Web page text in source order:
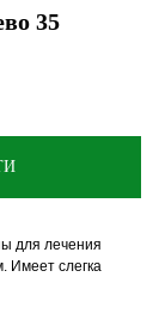
35
для лечения
Имеет слегка